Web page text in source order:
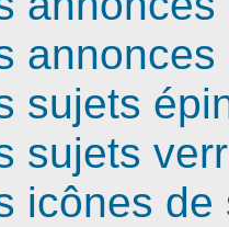
annonces
sujets
sujets
icônes de